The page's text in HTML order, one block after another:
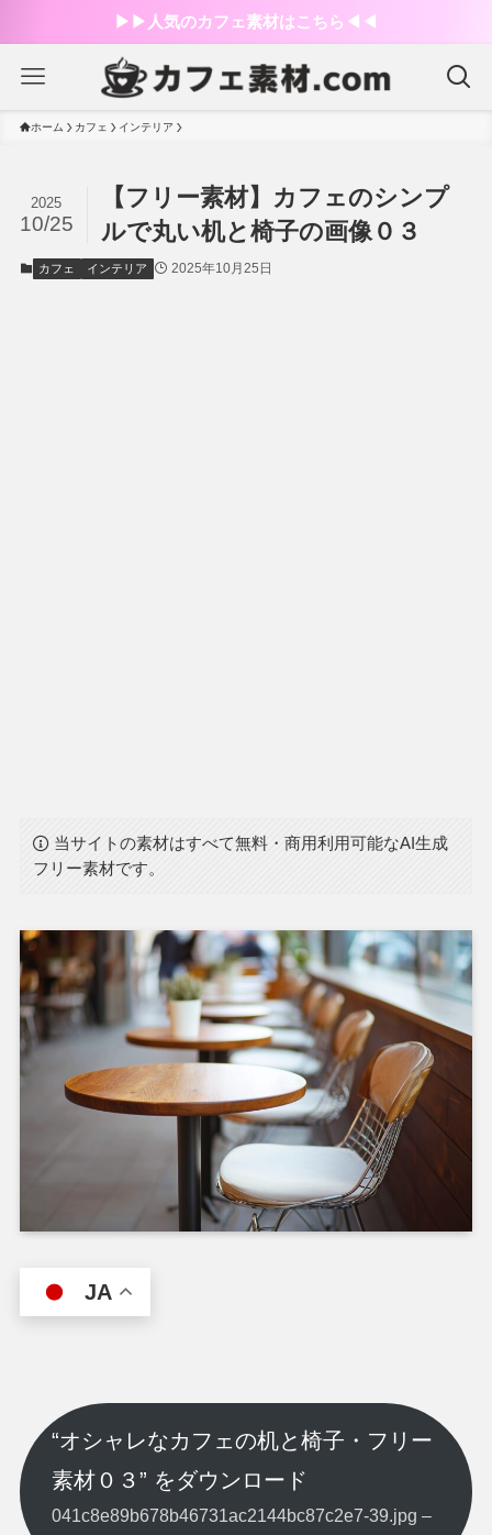
▶︎▶︎人気のカフェ素材はこちら◀︎◀︎
ホーム カフェ インテリア
【フリー素材】カフェのシンプ
ルで丸い机と椅子の画像０３
2025
10/25
カフェ インテリア 2025年10月25日
当サイトの素材はすべて無料・商用利用可能なAI生成
フリー素材です。
JA
“オシャレなカフェの机と椅子・フリー
素材０３” をダウンロード
041c8e89b678b46731ac2144bc87c2e7-39.jpg –